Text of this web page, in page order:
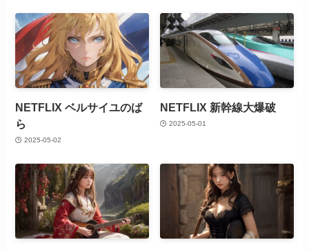
NETFLIX ベルサイユのば
ら
2025-05-02
NETFLIX 新幹線大爆破
2025-05-01